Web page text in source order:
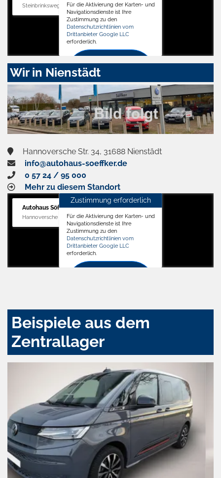
Steinbrinksweg 12, 31840 Hessisch Oldendorf
Für die Aktivierung der Karten- und
Navigationsdienste ist Ihre
Zustimmung zu den
Datenschutzrichtlinien vom
Drittanbieter Google LLC
erforderlich.
Zustimmen
aktivieren
Wir in Nienstädt
Hannoversche Str. 34, 31688 Nienstädt
info@autohaus-soeffker.de
0 57 24 / 95 000
Mehr zu diesem Standort
Autohaus Söffker GmbH
Hannoversche Str. 34, 31688 Nienstädt
Zustimmung erforderlich
Für die Aktivierung der Karten- und
Navigationsdienste ist Ihre
Zustimmung zu den
Datenschutzrichtlinien vom
Drittanbieter Google LLC
erforderlich.
Beispiele aus dem
Zentrallager